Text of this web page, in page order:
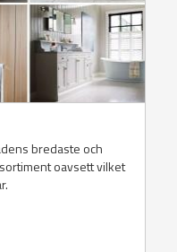
bredaste och
oavsett vilket